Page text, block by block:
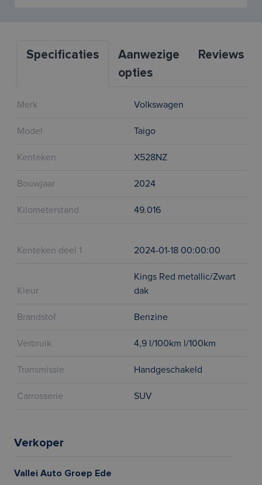
Specificaties
Aanwezige
opties
Reviews
Merk Volkswagen
Model Taigo
Kenteken X528NZ
Bouwjaar 2024
Kilometerstand 49.016
Kenteken deel 1 2024-01-18 00:00:00
Kleur
Kings Red metallic/Zwart
dak
Brandstof Benzine
Verbruik 4,9 l/100km l/100km
Transmissie Handgeschakeld
Carrosserie SUV
Verkoper
Vallei Auto Groep Ede